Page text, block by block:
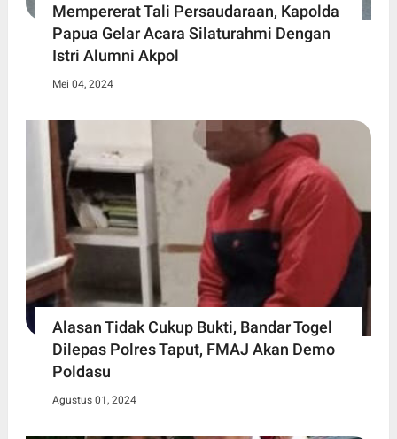
Mempererat Tali Persaudaraan, Kapolda
Papua Gelar Acara Silaturahmi Dengan
Istri Alumni Akpol
Mei 04, 2024
Alasan Tidak Cukup Bukti, Bandar Togel
Dilepas Polres Taput, FMAJ Akan Demo
Poldasu
Agustus 01, 2024